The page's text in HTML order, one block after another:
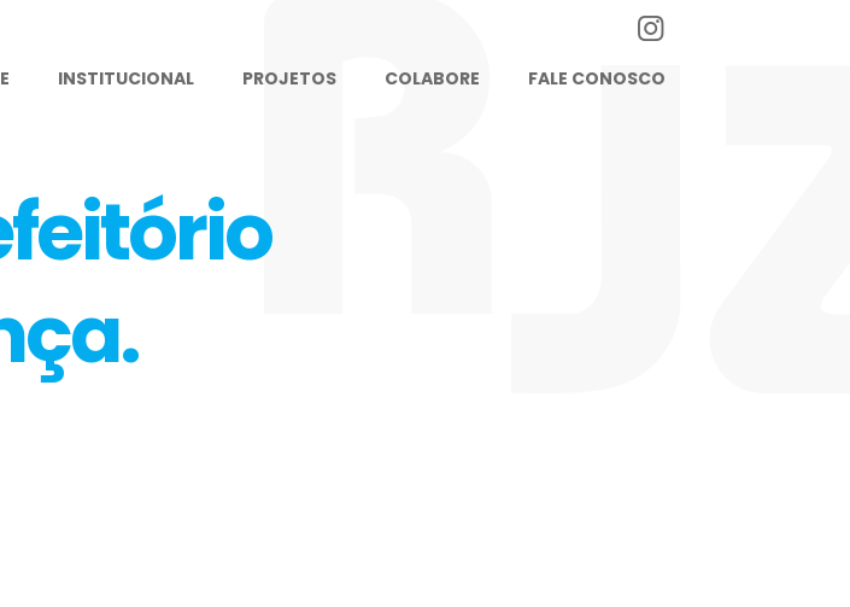
INSTITUCIONAL PROJETOS COLABORE FALE CONOSCO